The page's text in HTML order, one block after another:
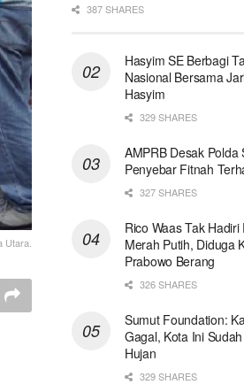
Utara.
387 SHARES
Hasyim SE Berbagi
Nasional Bersama
Hasyim
329 SHARES
AMPRB Desak Polda
Penyebar Fitnah
327 SHARES
Rico Waas Tak
Merah Putih, Diduga
Prabowo Berang
326 SHARES
Sumut Foundation:
Gagal, Kota Ini
Hujan
329 SHARES